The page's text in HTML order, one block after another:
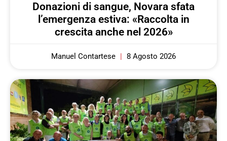
Donazioni di sangue, Novara sfata
l’emergenza estiva: «Raccolta in
crescita anche nel 2026»
Manuel Contartese 8 Agosto 2026